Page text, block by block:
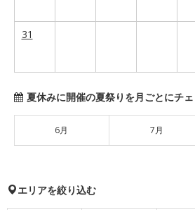
31
夏休みに開催の夏祭りを月ごとにチェ
6月 7月
エリアを絞り込む